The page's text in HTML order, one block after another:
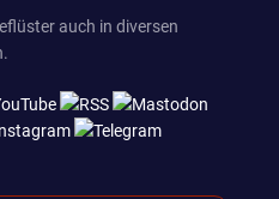
auch in diversen